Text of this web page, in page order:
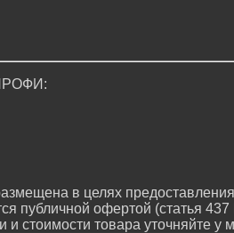
в целях
публичной офертой (статья
и стоимости товара уточняйте